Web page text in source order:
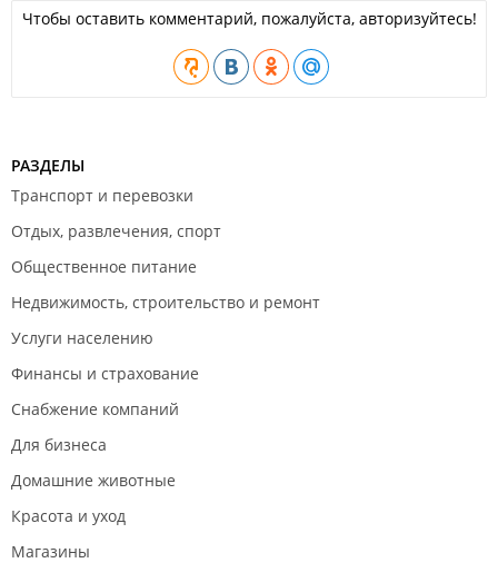
Чтобы оставить комментарий, пожалуйста, авторизуйтесь!
РАЗДЕЛЫ
Транспорт и перевозки
Отдых, развлечения, спорт
Общественное питание
Недвижимость, строительство и ремонт
Услуги населению
Финансы и страхование
Снабжение компаний
Для бизнеса
Домашние животные
Красота и уход
Магазины